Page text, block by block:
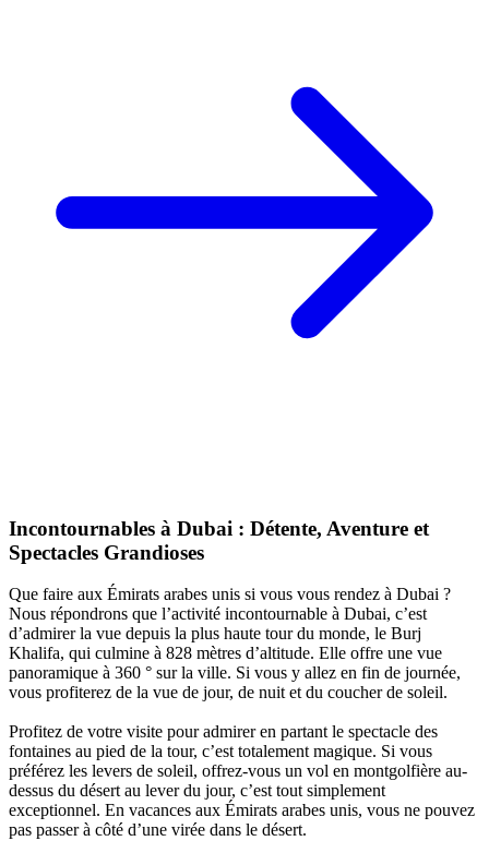
Incontournables à Dubai : Détente, Aventure et
Spectacles Grandioses
Que faire aux Émirats arabes unis si vous vous rendez à Dubai ?
Nous répondrons que l’activité incontournable à Dubai, c’est
d’admirer la vue depuis la plus haute tour du monde, le Burj
Khalifa, qui culmine à 828 mètres d’altitude. Elle offre une vue
panoramique à 360 ° sur la ville. Si vous y allez en fin de journée,
vous profiterez de la vue de jour, de nuit et du coucher de soleil.
Profitez de votre visite pour admirer en partant le spectacle des
fontaines au pied de la tour, c’est totalement magique. Si vous
préférez les levers de soleil, offrez-vous un vol en montgolfière au-
dessus du désert au lever du jour, c’est tout simplement
exceptionnel. En vacances aux Émirats arabes unis, vous ne pouvez
pas passer à côté d’une virée dans le désert.